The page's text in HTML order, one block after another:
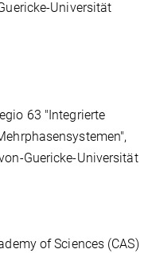
Universität
63 "Integrierte
Guericke-Universität
of Sciences (CAS)